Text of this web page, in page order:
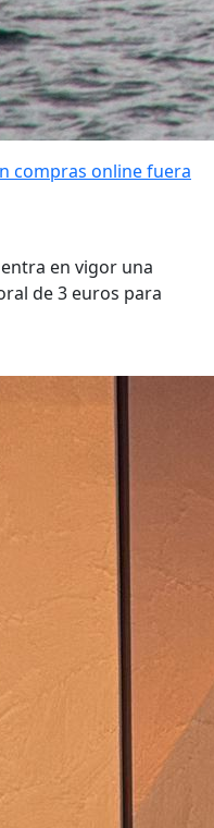
compras online fuera
en vigor una
de 3 euros para